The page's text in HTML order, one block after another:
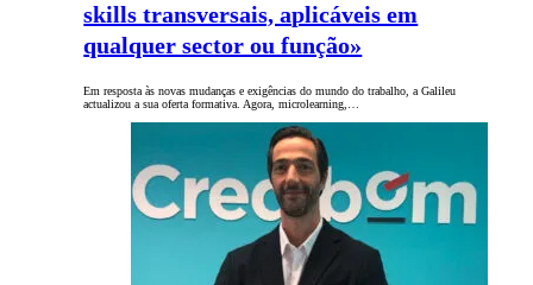
skills transversais, aplicáveis em
qualquer sector ou função»
Em resposta às novas mudanças e exigências do mundo do trabalho, a Galileu
actualizou a sua oferta formativa. Agora, microlearning,…